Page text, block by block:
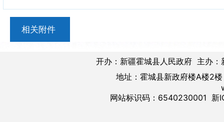
相关附件
开办：新疆霍城县人民政府 主办
地址：霍城县新政府楼A楼
网站标识码：6540230001 新